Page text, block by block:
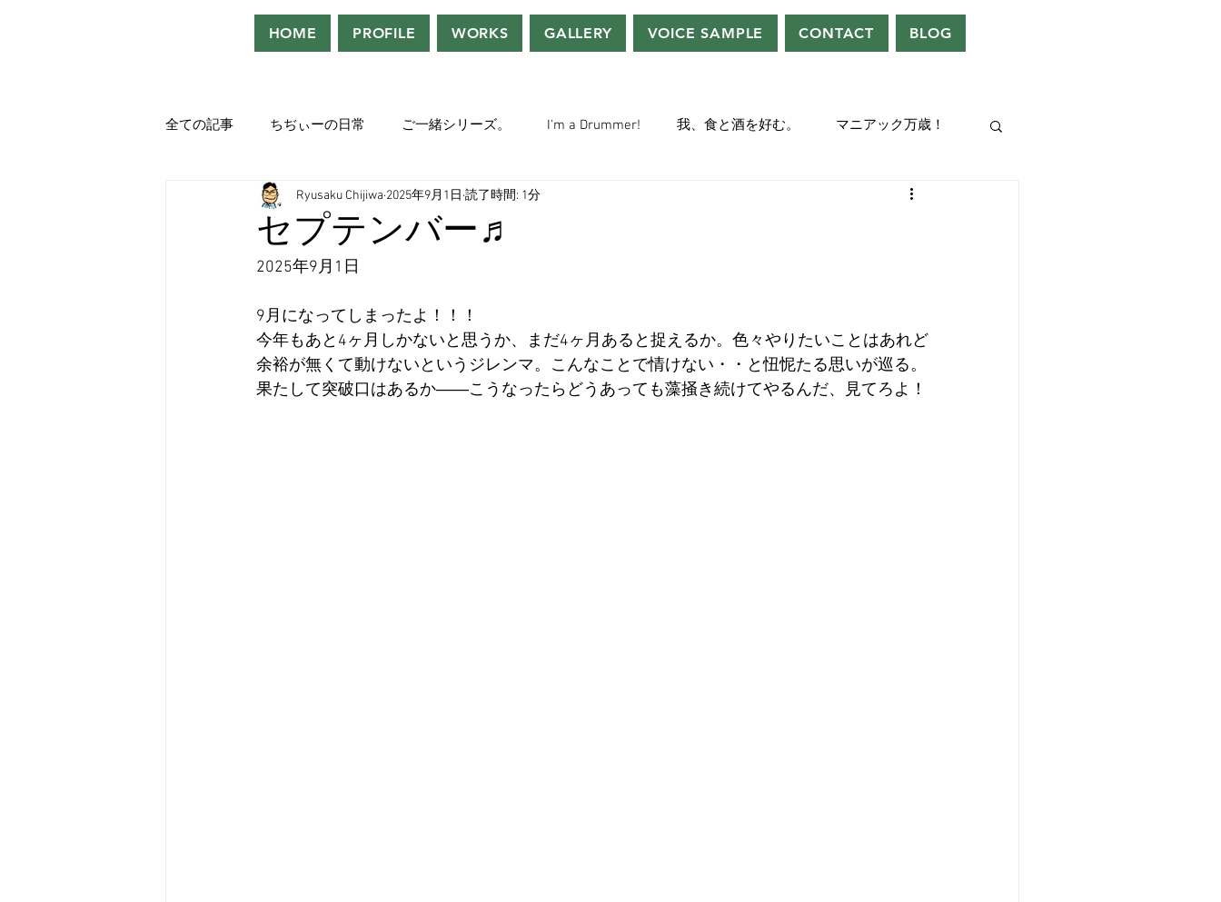
HOME PROFILE WORKS GALLERY VOICE SAMPLE CONTACT BLOG
全ての記事 ちぢぃーの日常 ご一緒シリーズ。 I'm a Drummer! 我、食と酒を好む。 マニアック万歳！
役者として、声優として。 ちぢぃー的VOWネタ。
吹き替えが好き！！
Saturdeay Scrapbook タツロー・マニア一年生。 ぬこ日記。 ＡＩ落書きシリーズ。
セプテンバー♬
Ryusaku Chijiwa 2025年9月1日 読了時間: 1分
2025年9月1日
9月になってしまったよ！！！
今年もあと4ヶ月しかないと思うか、まだ4ヶ月あると捉えるか。色々やりたいことはあれど
余裕が無くて動けないというジレンマ。こんなことで情けない・・と忸怩たる思いが巡る。
果たして突破口はあるか――こうなったらどうあっても藻掻き続けてやるんだ、見てろよ！